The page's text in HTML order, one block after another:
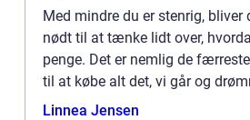
Med mindre du er stenrig,
nødt til at tænke lidt over,
penge. Det er nemlig de
til at købe alt det, vi går og
større ting som hus,
Linnea Jensen